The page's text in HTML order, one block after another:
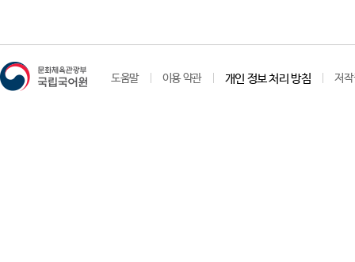
도움말 이용 약관 개인 정보 처리 방침 저